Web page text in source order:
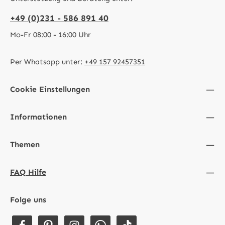
+49 (0)231 - 586 891 40
Mo-Fr 08:00 - 16:00 Uhr
Per Whatsapp unter: +49 157 92457351
Cookie Einstellungen
Informationen
Themen
FAQ Hilfe
Folge uns